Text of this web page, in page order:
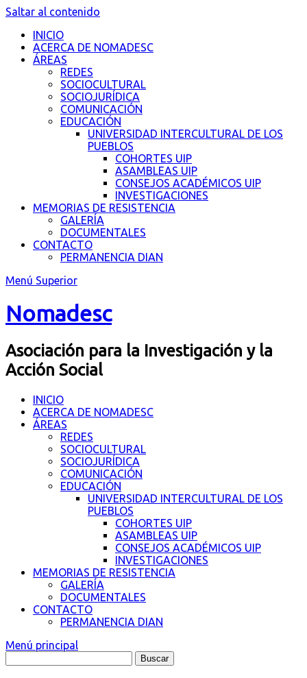
Saltar al contenido
INICIO
ACERCA DE NOMADESC
ÁREAS
REDES
SOCIOCULTURAL
SOCIOJURÍDICA
COMUNICACIÓN
EDUCACIÓN
UNIVERSIDAD INTERCULTURAL DE LOS
PUEBLOS
COHORTES UIP
ASAMBLEAS UIP
CONSEJOS ACADÉMICOS UIP
INVESTIGACIONES
MEMORIAS DE RESISTENCIA
GALERÍA
DOCUMENTALES
CONTACTO
PERMANENCIA DIAN
Menú Superior
Nomadesc
Asociación para la Investigación y la
Acción Social
INICIO
ACERCA DE NOMADESC
ÁREAS
REDES
SOCIOCULTURAL
SOCIOJURÍDICA
COMUNICACIÓN
EDUCACIÓN
UNIVERSIDAD INTERCULTURAL DE LOS
PUEBLOS
COHORTES UIP
ASAMBLEAS UIP
CONSEJOS ACADÉMICOS UIP
INVESTIGACIONES
MEMORIAS DE RESISTENCIA
GALERÍA
DOCUMENTALES
CONTACTO
PERMANENCIA DIAN
Menú principal